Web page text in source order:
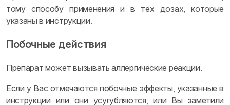
тому способу применения и в тех дозах, которые
указаны в инструкции.
Побочные действия
Препарат может вызывать аллергические реакции.
Если у Вас отмечаются побочные эффекты, указанные в
инструкции или они усугубляются, или Вы заметили